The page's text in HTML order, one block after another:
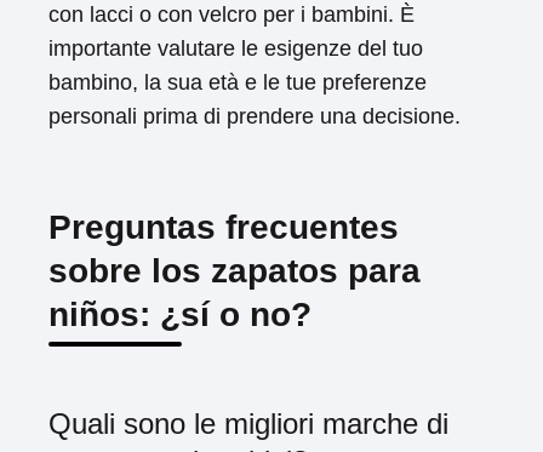
con lacci o con velcro per i bambini. È
importante valutare le esigenze del tuo
bambino, la sua età e le tue preferenze
personali prima di prendere una decisione.
Preguntas frecuentes
sobre los zapatos para
niños: ¿sí o no?
Quali sono le migliori marche di